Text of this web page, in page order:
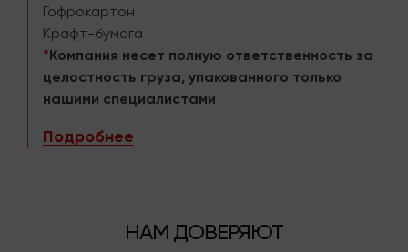
Гофрокартон
Крафт-бумага
*Компания несет полную ответственность за
целостность груза, упакованного только
нашими специалистами
Подробнее
НАМ ДОВЕРЯЮТ